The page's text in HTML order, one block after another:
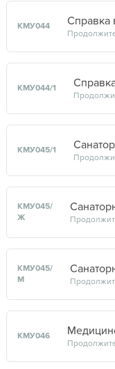
КМУ044 Справка
КМУ044/1
КМУ045/1
КМУ045/
Ж
КМУ045/
М
КМУ046